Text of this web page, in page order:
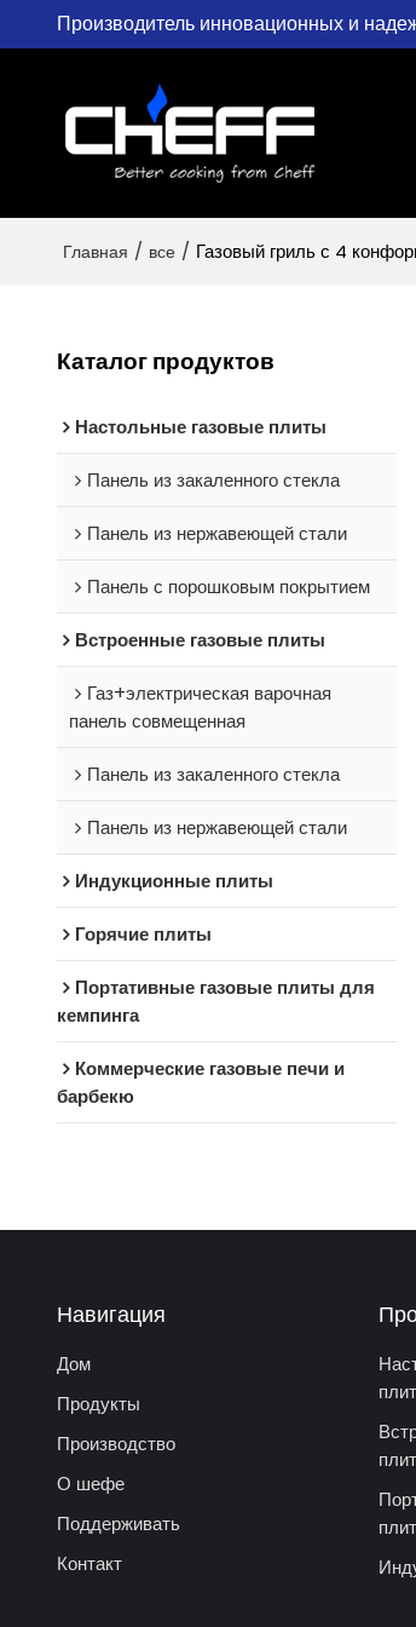
Производитель инновационных и
Главная / все / Газовый гриль с 4
Каталог продуктов
Настольные газовые плиты
Панель из закаленного стекла
Панель из нержавеющей стали
Панель с порошковым покрытием
Встроенные газовые плиты
Газ+электрическая варочная
панель совмещенная
Панель из закаленного стекла
Панель из нержавеющей стали
Индукционные плиты
Горячие плиты
Портативные газовые плиты для
кемпинга
Коммерческие газовые печи и
барбекю
Навигация
Дом
Продукты
Производство
О шефе
Поддерживать
Контакт